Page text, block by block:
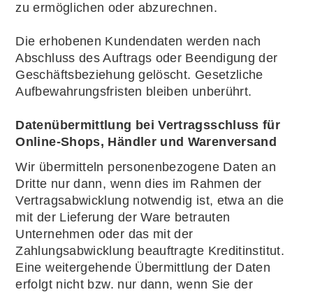
zu ermöglichen oder abzurechnen.
Die erhobenen Kundendaten werden nach
Abschluss des Auftrags oder Beendigung der
Geschäftsbeziehung gelöscht. Gesetzliche
Aufbewahrungsfristen bleiben unberührt.
Datenübermittlung bei Vertragsschluss für
Online-Shops, Händler und Warenversand
Wir übermitteln personenbezogene Daten an
Dritte nur dann, wenn dies im Rahmen der
Vertragsabwicklung notwendig ist, etwa an die
mit der Lieferung der Ware betrauten
Unternehmen oder das mit der
Zahlungsabwicklung beauftragte Kreditinstitut.
Eine weitergehende Übermittlung der Daten
erfolgt nicht bzw. nur dann, wenn Sie der